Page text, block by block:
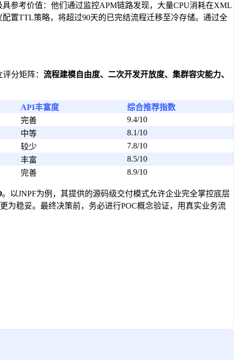
参考价值：他们通过监控APM链路发现，大量CPU消耗在XML
置TTL策略，将超过90天的已完结流程迁移至冷存储。通过全
分矩阵： 流程建模自由度、二次开发开放度、集群容灾能力、
API丰富度
综合推荐指数
完善
9.4/10
中等
8.1/10
较少
7.8/10
丰富
8.5/10
完善 8.9/10
。以JNPF为例，其提供的源码级交付模式允许企业完全掌控底层
为稳妥。最终决策前，务必进行POC概念验证，用真实业务流